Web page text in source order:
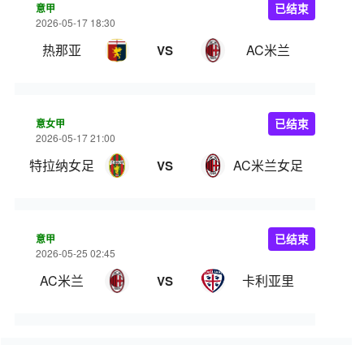
意甲
2026-05-17 18:30
热那亚 VS AC米兰
已结束
意女甲
2026-05-17 21:00
特拉纳女足 VS AC米兰女足
已结束
意甲
2026-05-25 02:45
AC米兰 VS 卡利亚里
已结束